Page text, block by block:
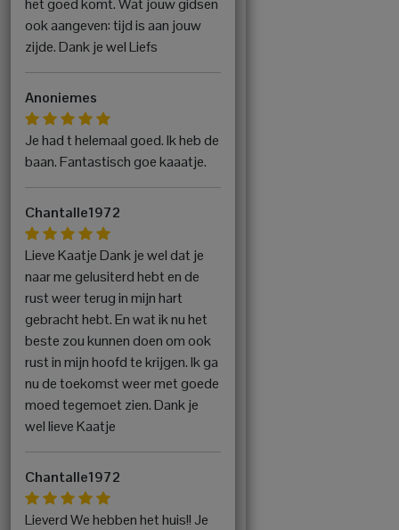
het goed komt. Wat jouw gidsen
ook aangeven: tijd is aan jouw
zijde. Dank je wel Liefs
Anoniemes
Je had t helemaal goed. Ik heb de
baan. Fantastisch goe kaaatje.
Chantalle1972
Lieve Kaatje Dank je wel dat je
naar me gelusiterd hebt en de
rust weer terug in mijn hart
gebracht hebt. En wat ik nu het
beste zou kunnen doen om ook
rust in mijn hoofd te krijgen. Ik ga
nu de toekomst weer met goede
moed tegemoet zien. Dank je
wel lieve Kaatje
Chantalle1972
Lieverd We hebben het huis!! Je